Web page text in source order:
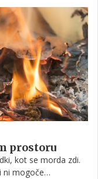
sproti, lahko
kuhinja, ki
zdi kot velik
delo precej
prostoru
kot se morda zdi.
ni mogoče